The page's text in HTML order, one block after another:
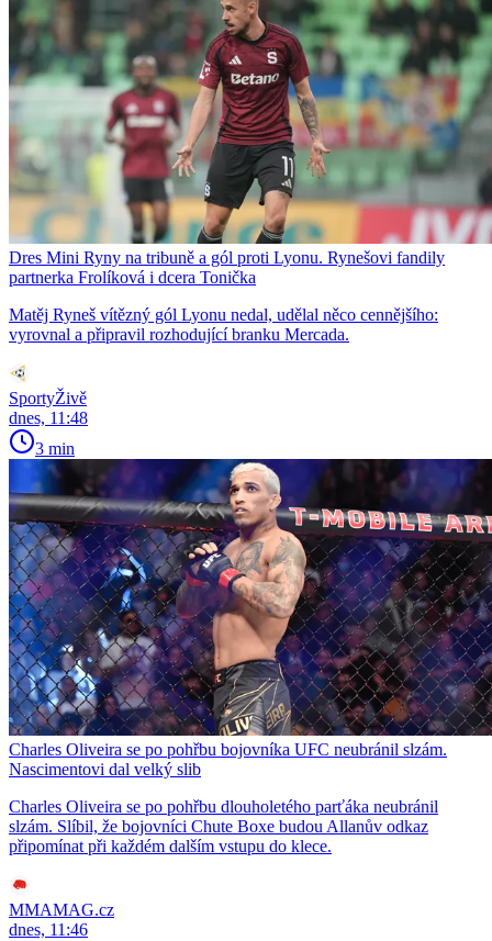
Dres Mini Ryny na tribuně a gól proti Lyonu. Rynešovi fandily
partnerka Frolíková i dcera Tonička
Matěj Ryneš vítězný gól Lyonu nedal, udělal něco cennějšího:
vyrovnal a připravil rozhodující branku Mercada.
SportyŽivě
dnes, 11:48
3 min
Charles Oliveira se po pohřbu bojovníka UFC neubránil slzám.
Nascimentovi dal velký slib
Charles Oliveira se po pohřbu dlouholetého parťáka neubránil
slzám. Slíbil, že bojovníci Chute Boxe budou Allanův odkaz
připomínat při každém dalším vstupu do klece.
MMAMAG.cz
dnes, 11:46